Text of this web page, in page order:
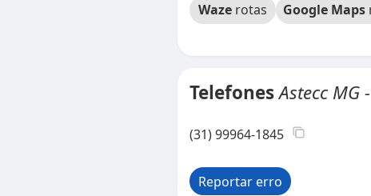
Waze rotas Google Maps
TelefonesAstecc MG
(31) 99964-1845
Reportar erro